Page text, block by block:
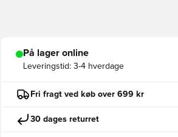
På lager online
Leveringstid: 3-4 hverdage
Fri fragt ved køb over 699 kr
30 dages returret